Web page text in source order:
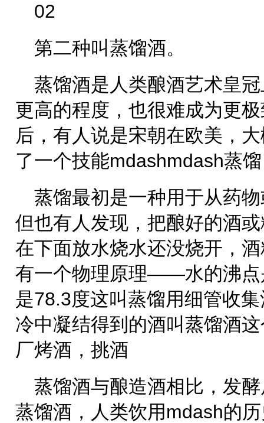
02
第二种叫蒸馏酒。
蒸馏酒是人类酿酒艺术皇
更高的程度，也很难成为更
后，有人说是宋朝在欧美，
了一个技能mdashmdash蒸馏
蒸馏最初是一种用于从药
但也有人发现，把酿好的酒
在下面放水烧水还没烧开，
有一个物理原理——水的沸点
是78.3度这叫蒸馏用细管收
冷中凝结得到的酒叫蒸馏酒
厂烤酒，挑酒
蒸馏酒与酿造酒相比，发
蒸馏酒，人类饮用mdash的